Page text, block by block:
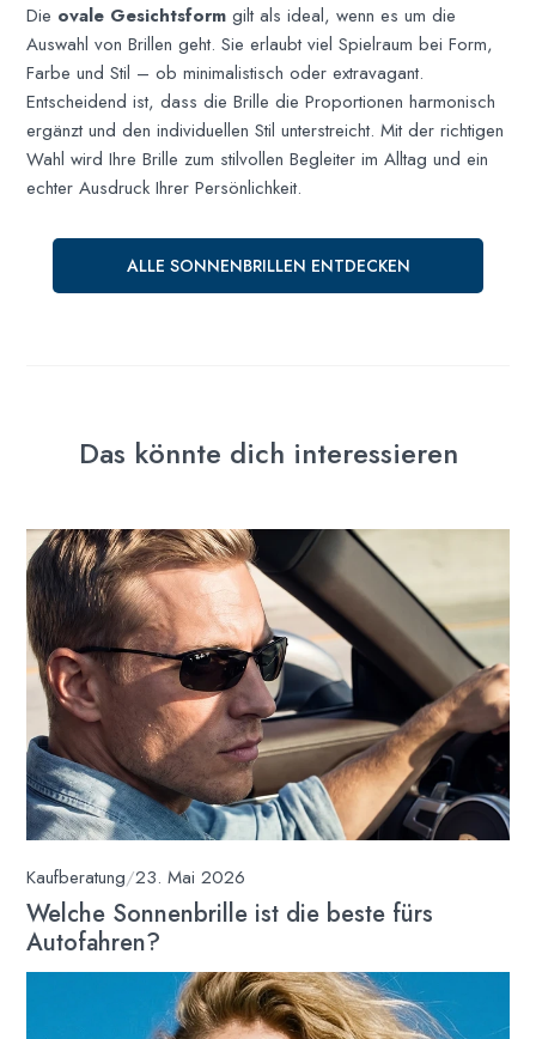
Die ovale Gesichtsform gilt als ideal, wenn es um die
Auswahl von Brillen geht. Sie erlaubt viel Spielraum bei Form,
Farbe und Stil – ob minimalistisch oder extravagant.
Entscheidend ist, dass die Brille die Proportionen harmonisch
ergänzt und den individuellen Stil unterstreicht. Mit der richtigen
Wahl wird Ihre Brille zum stilvollen Begleiter im Alltag und ein
echter Ausdruck Ihrer Persönlichkeit.
ALLE SONNENBRILLEN ENTDECKEN
Das könnte dich interessieren
Kaufberatung/23. Mai 2026
Welche Sonnenbrille ist die beste fürs
Autofahren?